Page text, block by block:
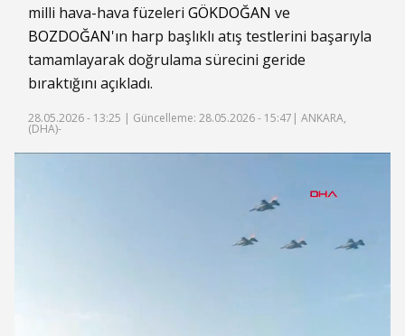
milli hava-hava füzeleri GÖKDOĞAN ve
BOZDOĞAN'ın harp başlıklı atış testlerini başarıyla
tamamlayarak doğrulama sürecini geride
bıraktığını açıkladı.
28.05.2026 - 13:25 | Güncelleme: 28.05.2026 - 15:47 | ANKARA,
(DHA)-